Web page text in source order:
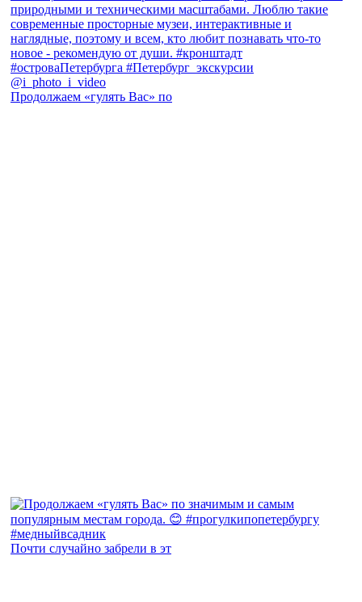
Продолжаем «гулять Вас» по
Почти случайно забрели в эт